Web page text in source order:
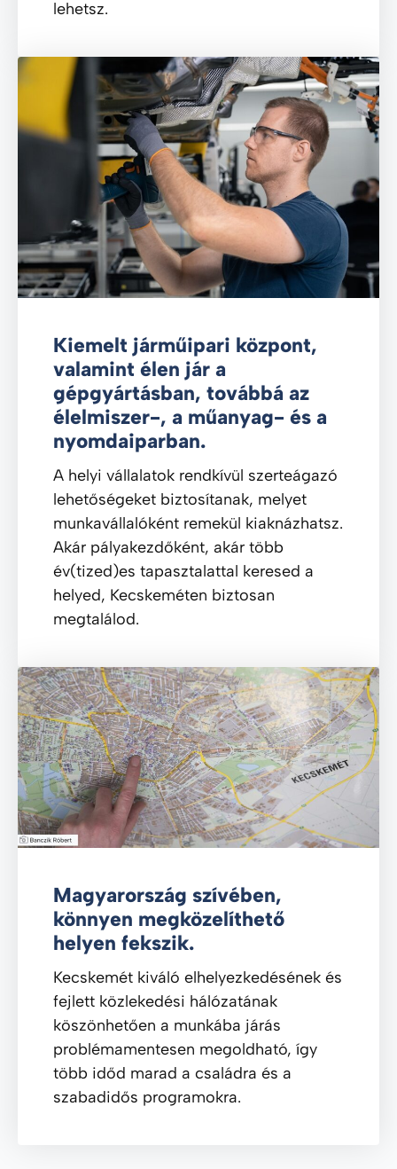
lehetsz.
Kiemelt járműipari központ,
valamint élen jár a
gépgyártásban, továbbá az
élelmiszer-, a műanyag- és a
nyomdaiparban.
A helyi vállalatok rendkívül szerteágazó
lehetőségeket biztosítanak, melyet
munkavállalóként remekül kiaknázhatsz.
Akár pályakezdőként, akár több
év(tized)es tapasztalattal keresed a
helyed, Kecskeméten biztosan
megtalálod.
Magyarország szívében,
könnyen megközelíthető
helyen fekszik.
Kecskemét kiváló elhelyezkedésének és
fejlett közlekedési hálózatának
köszönhetően a munkába járás
problémamentesen megoldható, így
több időd marad a családra és a
szabadidős programokra.